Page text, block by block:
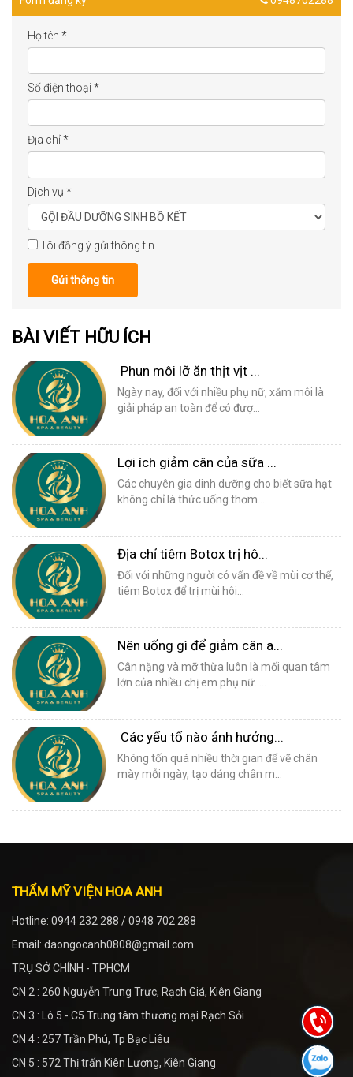
Họ tên *
Số điện thoại *
Địa chỉ*
Dịch vụ *
Tôi đồng ý gửi thông tin
Gửi thông tin
BÀI VIẾT HỮU ÍCH
Phun môi lỡ ăn thịt vịt ...
Ngày nay, đối với nhiều phụ nữ, xăm môi là
giải pháp an toàn để có đượ...
Lợi ích giảm cân của sữa ...
Các chuyên gia dinh dưỡng cho biết sữa hạt
không chỉ là thức uống thơm...
Địa chỉ tiêm Botox trị hô...
Đối với những người có vấn đề về mùi cơ thể,
tiêm Botox để trị mùi hôi...
Nên uống gì để giảm cân a...
Cân nặng và mỡ thừa luôn là mối quan tâm
lớn của nhiều chị em phụ nữ. ...
Các yếu tố nào ảnh hưởng...
Không tốn quá nhiều thời gian để vẽ chân
mày mỗi ngày, tạo dáng chân m...
THẨM MỸ VIỆN HOA ANH
Hotline: 0944 232 288 / 0948 702 288
Email: daongocanh0808@gmail.com
TRỤ SỞ CHÍNH - TPHCM
CN 2 : 260 Nguyễn Trung Trực, Rạch Giá, Kiên Giang
CN 3 : Lô 5 - C5 Trung tâm thương mại Rạch Sỏi
CN 4 : 257 Trần Phú, Tp Bạc Liêu
CN 5 : 572 Thị trấn Kiên Lương, Kiên Giang